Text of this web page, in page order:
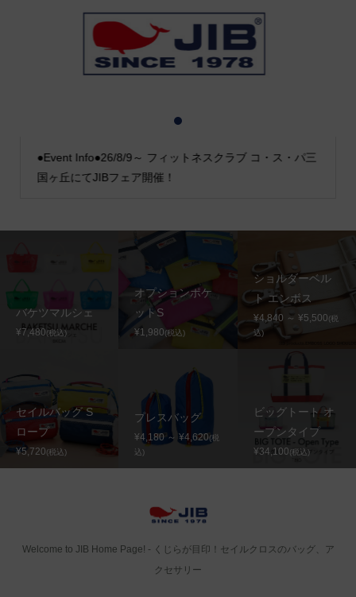
●Event Info●26/8/9～ フィットネスクラブ コ・ス・パ三
国ヶ丘にてJIBフェア開催！
2
バケツマルシェ
¥7,480(税込)
オプションポケ
ットS
¥1,980(税込)
ショルダーベル
ト エンボス
¥4,840 ～ ¥5,500(税
込)
セイルバッグ S
ロープ
¥5,720(税込)
プレスバッグ
¥4,180 ～ ¥4,620(税
込)
ビッグトート オ
ープンタイプ
¥34,100(税込)
Welcome to JIB Home Page! ‐ くじらが目印！セイルクロスのバッグ、ア
クセサリー